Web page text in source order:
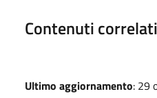
Contenuti correlati
Ultimo aggiornamento: 29